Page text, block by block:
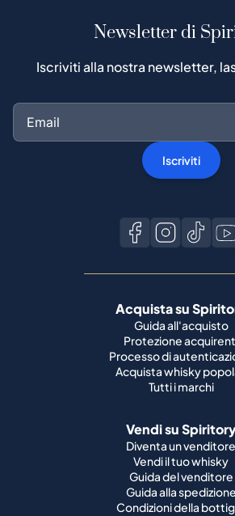
Newsletter di
Iscriviti alla nostra newsletter,
Iscriviti
Acquista su
Guida all'acquisto
Protezione
Processo di
Acquista whisky
Tutti i marchi
Vendi su
Diventa un venditore
Vendi il tuo whisky
Guida del venditore
Guida alla spedizione
Condizioni della